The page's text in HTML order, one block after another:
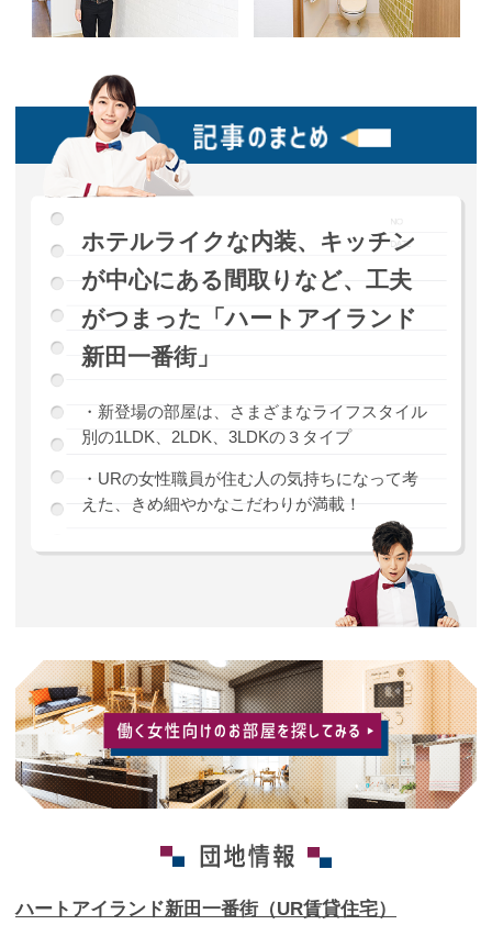
ホテルライクな内装、キッチン
が中心にある間取りなど、工夫
がつまった「ハートアイランド
新田一番街」
・新登場の部屋は、さまざまなライフスタイル
別の1LDK、2LDK、3LDKの３タイプ
・URの女性職員が住む人の気持ちになって考
えた、きめ細やかなこだわりが満載！
ハートアイランド新田一番街（UR賃貸住宅）